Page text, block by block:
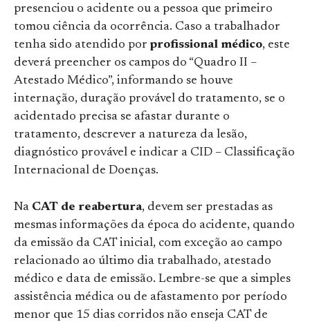
presenciou o acidente ou a pessoa que primeiro
tomou ciência da ocorrência. Caso a trabalhador
tenha sido atendido por profissional médico, este
deverá preencher os campos do “Quadro II –
Atestado Médico”, informando se houve
internação, duração provável do tratamento, se o
acidentado precisa se afastar durante o
tratamento, descrever a natureza da lesão,
diagnóstico provável e indicar a CID – Classificação
Internacional de Doenças.
Na CAT de reabertura, devem ser prestadas as
mesmas informações da época do acidente, quando
da emissão da CAT inicial, com exceção ao campo
relacionado ao último dia trabalhado, atestado
médico e data de emissão. Lembre-se que a simples
assistência médica ou de afastamento por período
menor que 15 dias corridos não enseja CAT de